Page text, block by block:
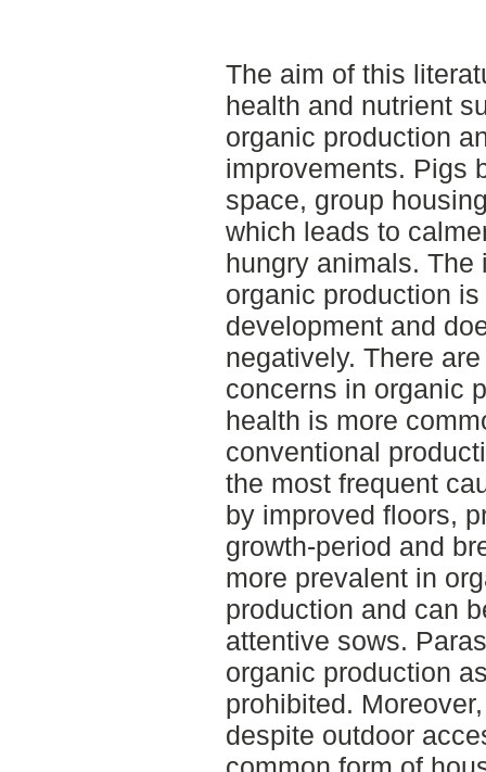
The aim of this
health and nutrient
organic production
improvements. Pigs
space, group
which leads to
hungry animals. The
organic production
development and
negatively. There
concerns in organic
health is more
conventional
the most frequent
by improved floors,
growth-period and
more prevalent in
production and can
attentive sows.
organic production
prohibited.
despite outdoor